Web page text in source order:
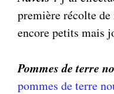
première récolte
encore petits mais
Pommes de terre
pommes de terre